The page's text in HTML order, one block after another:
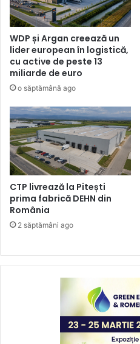
WDP și Argan creează un
lider european în logistică,
cu active de peste 13
miliarde de euro
o săptămână ago
CTP livrează la Pitești
prima fabrică DEHN din
România
2 săptămâni ago